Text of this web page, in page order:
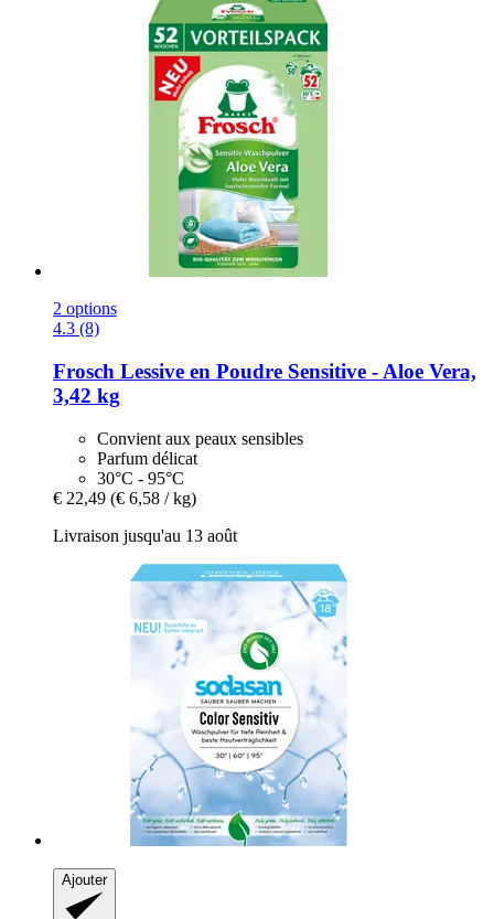
2 options
4.3 (8)
Frosch Lessive en Poudre Sensitive -​ Aloe Vera,
3,42 kg
Convient aux peaux sensibles
Parfum délicat
30°C - 95°C
€ 22,49 (€ 6,58 / kg)
Livraison jusqu'au 13 août
Ajouter